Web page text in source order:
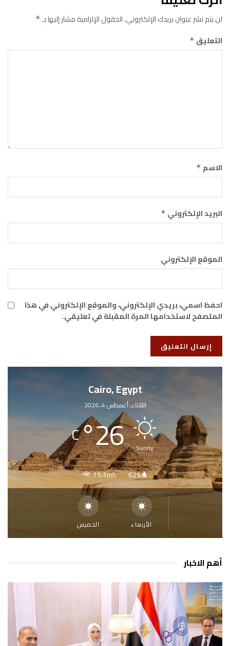
لن يتم نشر عنوان بريدك الإلكتروني.الحقول الإلزامية مشار إليها بـ*
التعليق *
الاسم *
البريد الإلكتروني *
الموقع الإلكتروني
احفظ اسمي، بريدي الإلكتروني، والموقع الإلكتروني في هذا
المتصفح لاستخدامها المرة المقبلة في تعليقي.
Cairo, Egypt
الثلاثاء, أغسطس 4, 2026
Sunny
26
°
C
62%
15.1mh
الأربعاء الخميس
أهم الاخبار